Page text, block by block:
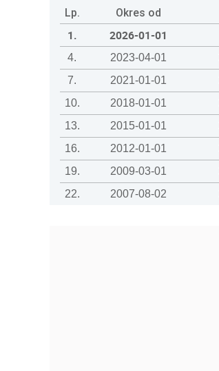
Lp. Okres od
1. 2026-01-01
4.
2023-04-01
7.
2021-01-01
10.
2018-01-01
13.
2015-01-01
16.
2012-01-01
19.
2009-03-01
22.
2007-08-02